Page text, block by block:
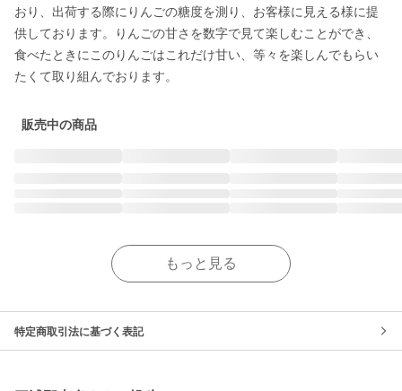
おり、出荷する際にりんごの糖度を測り、お客様に見える様に提
供しております。りんごの甘さを数字で見て楽しむことができ、
食べたときにこのりんごはこれだけ甘い、等々を楽しんでもらい
たくて取り組んでおります。
販売中の商品
もっと見る
特定商取引法に基づく表記